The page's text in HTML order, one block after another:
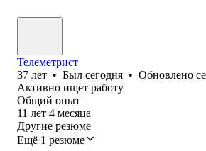
Телеметрист
37 лет • Был сегодня • Обновлено
Активно ищет работу
Общий опыт
11 лет 4 месяца
Другие резюме
Ещё 1 резюме